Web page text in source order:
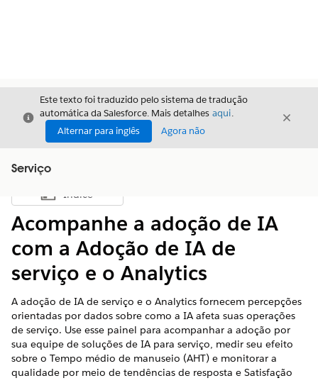
Fechar
Este texto foi traduzido pelo sistema de tradução
automática da Salesforce. Mais detalhes aqui.
Alternar para inglês
Agora não
Fechar
Serviço
Mostrar índice
Índice
Acompanhe a adoção de IA
com a Adoção de IA de
serviço e o Analytics
A adoção de IA de serviço e o Analytics fornecem percepções
orientadas por dados sobre como a IA afeta suas operações
de serviço. Use esse painel para acompanhar a adoção por
sua equipe de soluções de IA para serviço, medir seu efeito
sobre o Tempo médio de manuseio (AHT) e monitorar a
qualidade por meio de tendências de resposta e Satisfação